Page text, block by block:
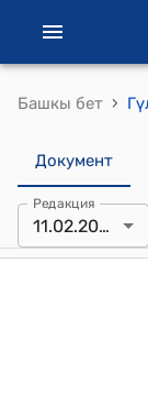
Башкы бет ›
Документ
Редакция
11.02.2015